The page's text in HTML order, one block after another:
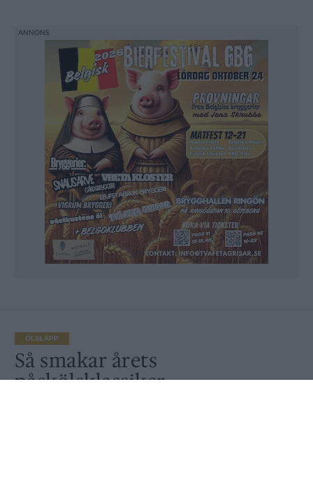
ÖLSLÄPP
Så smakar årets
påskölsklassiker